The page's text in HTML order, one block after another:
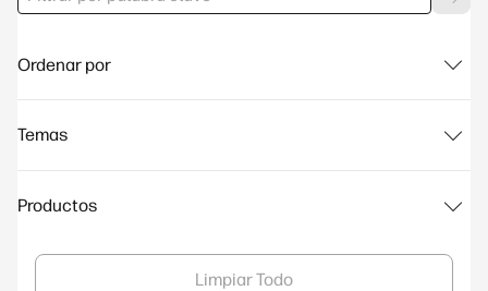
Ordenar por
Temas
Productos
Limpiar Todo